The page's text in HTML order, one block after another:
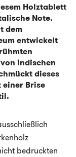
Holztablett
Note.
dem
entwickelt
indischen
dieses
Brise
bedruckten